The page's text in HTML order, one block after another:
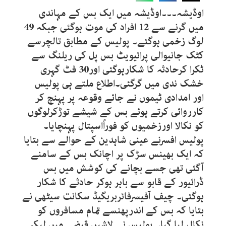
اوڈیشہ۔۔۔اوڈیشہ میں ایک بس کے مہاندی
میں گرنے سے 12 افراد کی موت ہوگئی جبکہ 49
لوگ زخمی ہوگئے۔ پولیس کے مطابق تالچرسے
کٹک جانیوالی پرائیویٹ بس پل کی ریلنگ سے
ٹکرا کرحادثہ کا شکارہوگئی اور30 فٹ گہری
خشک ندی میں گرگئی۔اطلاع ملتے ہی پولیس
اور امدادی ٹیموں نے جائے وقوعہ پر پہنچ کر
کارروائی کرتے ہوئے بس کے شیشے توڑکرلوگوں
کو نکالا اورزخمیوں کو فوراًاسپتال پہنچایا۔
پولیس افسرنے عینی شاہدین کے حوالے سے بتایا
کہ ایک بھینس سڑک پر اچانک بس کے سامنے
آگئی تھی جسے بچانے کی کوشش میں بس
ڈرائیور کے قابو سے باہر ہوکر حادثے کا شکار
ہوگئی۔ چیف آفیسرفائربریگیڈ سکانت سیٹھی نے
بتایا کہ بس کے اندرپھنسے تمام مسافروں کو